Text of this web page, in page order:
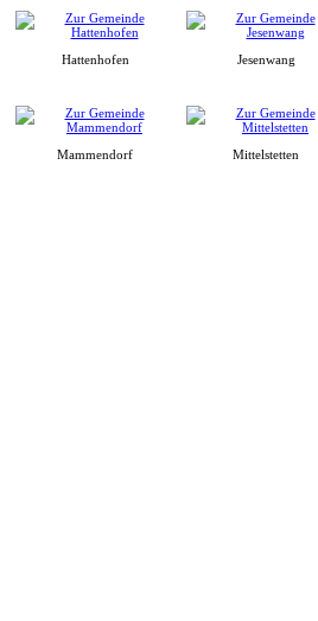
Hattenhofen Jesenwang
Mammendorf Mittelstetten